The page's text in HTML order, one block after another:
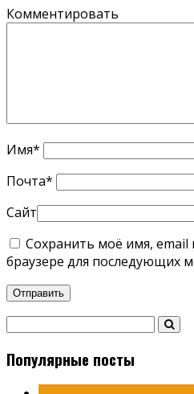
Комментировать
Имя*
Почта*
Сайт
Сохранить моё имя, email
браузере для последующих
Популярные посты